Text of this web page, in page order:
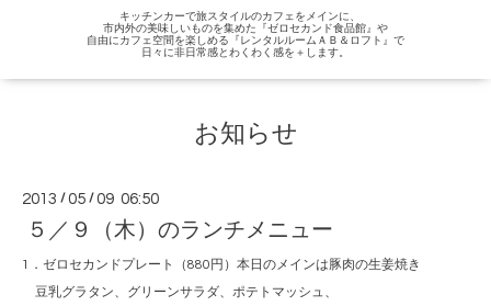
キッチンカーで旅スタイルのカフェをメインに、
市内外の美味しいものを集めた『ゼロセカンド食品館』や
自由にカフェ空間を楽しめる『レンタルルームＡＢ＆ロフト』で
日々に非日常感とわくわく感を＋します。
お知らせ
2013 /05 /09 06:50
５／９（木）のランチメニュー
1．ゼロセカンドプレート（880円）本日のメインは豚肉の生姜焼き
豆乳グラタン、グリーンサラダ、ポテトマッシュ、